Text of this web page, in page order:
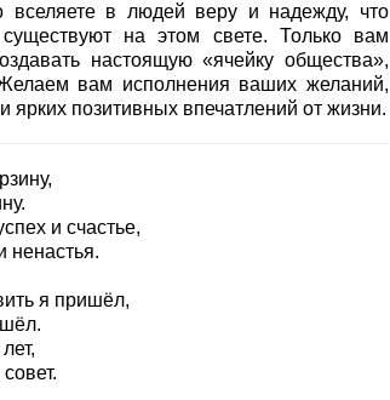
вселяете в людей веру и надежду, что
на этом свете. Только вам
настоящую «ячейку общества»,
Желаем вам исполнения ваших желаний,
ярких позитивных впечатлений от жизни.
и счастье,
ненастья.
я пришёл,